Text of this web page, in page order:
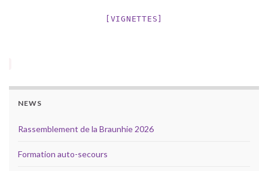
[VIGNETTES]
NEWS
Rassemblement de la Braunhie 2026
Formation auto-secours